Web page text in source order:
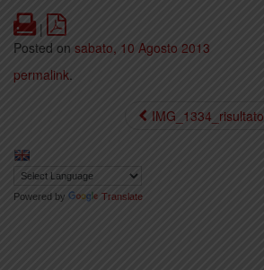
Print
|
Posted on sabato, 10 Agosto 2013
permalink.
IMG_1334_risultato
Powered by Translate